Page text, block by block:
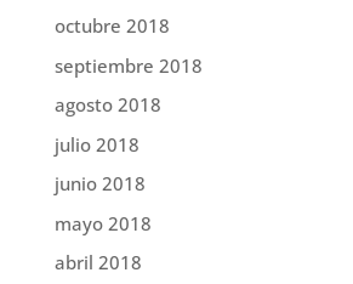
octubre 2018
septiembre 2018
agosto 2018
julio 2018
junio 2018
mayo 2018
abril 2018